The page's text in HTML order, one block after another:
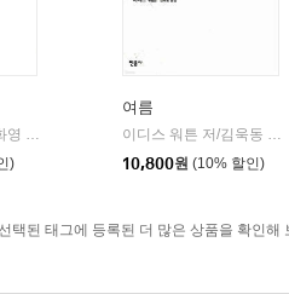
알베르 카뮈 저/김화영 역
)
여름
이디스 워튼 저/김욱동 역
10,800원 (10% 할인)
택된 태그에 등록된 더 많은 상품을 확인해